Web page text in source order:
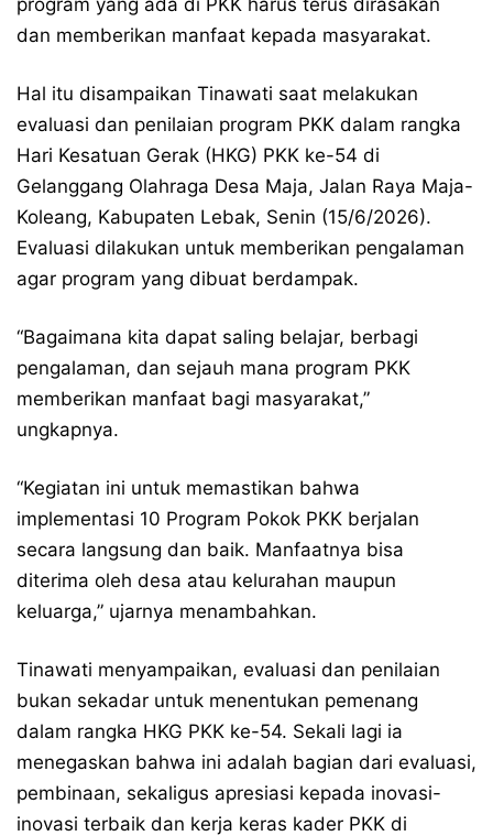
program yang ada di PKK harus terus dirasakan
dan memberikan manfaat kepada masyarakat.
Hal itu disampaikan Tinawati saat melakukan
evaluasi dan penilaian program PKK dalam rangka
Hari Kesatuan Gerak (HKG) PKK ke-54 di
Gelanggang Olahraga Desa Maja, Jalan Raya Maja-
Koleang, Kabupaten Lebak, Senin (15/6/2026).
Evaluasi dilakukan untuk memberikan pengalaman
agar program yang dibuat berdampak.
“Bagaimana kita dapat saling belajar, berbagi
pengalaman, dan sejauh mana program PKK
memberikan manfaat bagi masyarakat,”
ungkapnya.
“Kegiatan ini untuk memastikan bahwa
implementasi 10 Program Pokok PKK berjalan
secara langsung dan baik. Manfaatnya bisa
diterima oleh desa atau kelurahan maupun
keluarga,” ujarnya menambahkan.
Tinawati menyampaikan, evaluasi dan penilaian
bukan sekadar untuk menentukan pemenang
dalam rangka HKG PKK ke-54. Sekali lagi ia
menegaskan bahwa ini adalah bagian dari evaluasi,
pembinaan, sekaligus apresiasi kepada inovasi-
inovasi terbaik dan kerja keras kader PKK di